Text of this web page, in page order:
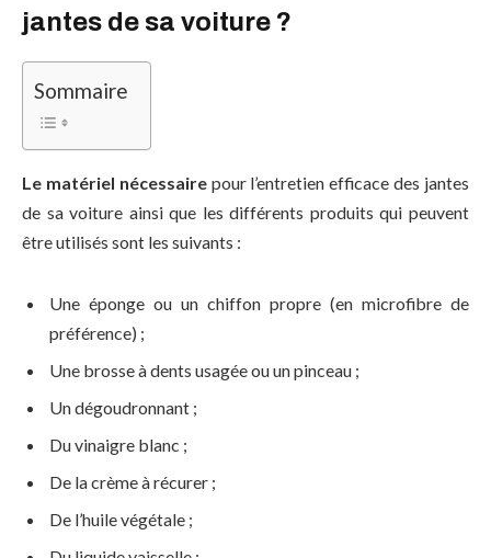
jantes de sa voiture ?
Sommaire
Le matériel nécessairepour l’entretien efficace des jantes
de sa voiture ainsi que les différents produits qui peuvent
être utilisés sont les suivants :
Une éponge ou un chiffon propre (en microfibre de
préférence) ;
Une brosse à dents usagée ou un pinceau ;
Un dégoudronnant ;
Du vinaigre blanc ;
De la crème à récurer ;
De l’huile végétale ;